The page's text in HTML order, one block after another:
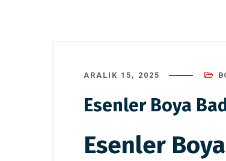
ARALIK 15, 2025
Esenler Boya
Esenler